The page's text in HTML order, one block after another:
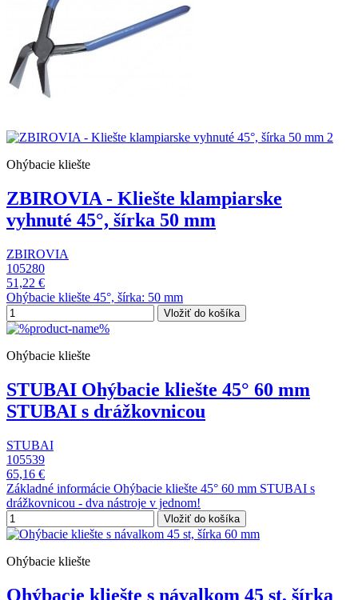
Ohýbacie kliešte
ZBIROVIA - Kliešte klampiarske
vyhnuté 45°, šírka 50 mm
ZBIROVIA
105280
51,22 €
Ohýbacie kliešte 45°, šírka: 50 mm
Vložiť do košíka
Ohýbacie kliešte
STUBAI Ohýbacie kliešte 45° 60 mm
STUBAI s drážkovnicou
STUBAI
105539
65,16 €
Základné informácie Ohýbacie kliešte 45° 60 mm STUBAI s
drážkovnicou - dva nástroje v jednom!
Vložiť do košíka
Ohýbacie kliešte
Ohýbacie kliešte s návalkom 45 st, šírka